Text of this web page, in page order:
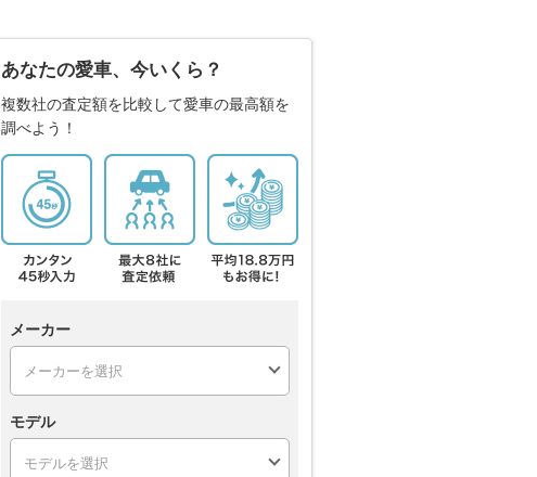
あなたの愛車、今いくら？
複数社の査定額を比較して愛車の最高額を
調べよう！
メーカー
モデル